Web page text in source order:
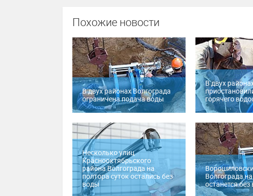
Похожие новости
В двух районах Волгограда
ограничена подача воды
В двух
горячего
Несколько улиц
Краснооктябрьского
района Волгограда на
полтора суток остались без
воды
Волгограда
останется